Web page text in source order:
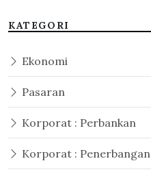
KATEGORI
Ekonomi
Pasaran
Korporat : Perbankan
Korporat : Penerbangan